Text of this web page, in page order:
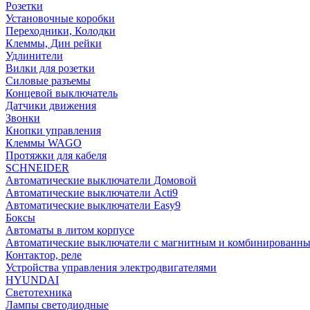
Розетки
Установочные коробки
Переходники, Колодки
Клеммы, Дин рейки
Удлинители
Вилки для розетки
Силовые разъемы
Концевой выключатель
Датчики движения
Звонки
Кнопки управления
Клеммы WAGO
Протяжки для кабеля
SCHNEIDER
Автоматические выключатели Домовой
Автоматические выключатели Acti9
Автоматические выключатели Easy9
Боксы
Автоматы в литом корпусе
Автоматические выключатели с магнитным и
Контактор, реле
Устройства управления электродвигателями
HYUNDAI
Светотехника
Лампы светодиодные